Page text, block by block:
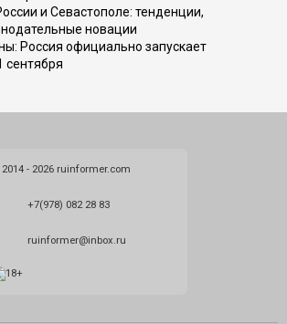
и Севастополе: тенденции,
новации
Россия официально запускает
сентября
- 2026 ruinformer.com
+7(978) 082 28 83
ruinformer@inbox.ru